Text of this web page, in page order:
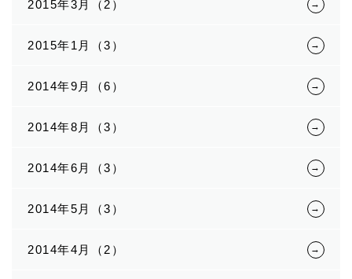
2015年3月（2）
2015年1月（3）
2014年9月（6）
2014年8月（3）
2014年6月（3）
2014年5月（3）
2014年4月（2）